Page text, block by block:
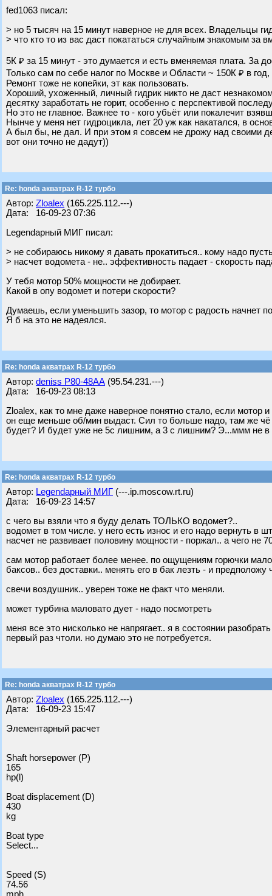
fed1063 писал:
> но 5 тысяч на 15 минут наверное не для всех. Владельцы
> что кто то из вас даст покататься случайным знакомым за
5К ₽ за 15 минут - это думается и есть вменяемая плата. За
Только сам по себе налог по Москве и Области ~ 150К ₽ в год,
Ремонт тоже не копейки, эт как пользовать.
Хороший, ухоженный, личный гидрик никто не даст
десятку заработать не горит, особенно с перспективой
Но это не главное. Важнее то - кого убьёт или покалечит
Нынче у меня нет гидроцикла, лет 20 уж как накатался, в
А был бы, не дал. И при этом я совсем не дрожу над своими
вот они точно не дадут))
Re: honda акватрах R-12 турбо
Автор: Zloalex (165.225.112.---)
Дата: 16-09-23 07:36
Legendарный МИГ писал:
> не собираюсь никому я давать прокатиться.. кому надо
> насчет водомета - не.. эффективность падает - скорость
У тебя мотор 50% мощности не добирает.
Какой в опу водомет и потери скорости?
Думаешь, если уменьшить зазор, то мотор с радость начнет
Я б на это не надеялся.
Re: honda акватрах R-12 турбо
Автор: deniss Р80-48АА (95.54.231.---)
Дата: 16-09-23 08:13
Zloalex, как то мне даже наверное понятно стало, если мотор
он еще меньше об/мин выдаст. Сил то больше надо, там же
будет? И будет уже не 5с лишним, а 3 с лишним? Э...ммм не в
Re: honda акватрах R-12 турбо
Автор: Legendарный МИГ (---.ip.moscow.rt.ru)
Дата: 16-09-23 14:57
с чего вы взяли что я буду делать ТОЛЬКО водомет?..
водомет в том числе. у него есть износ и его надо вернуть в
насчет не развивает половину мощности - поржал.. а чего не
сам мотор работает более менее. по ощущениям горючки
баксов.. без доставки.. менять его в бак лезть - и предположу
свечи воздушник.. уверен тоже не факт что меняли.
может турбина маловато дует - надо посмотреть
меня все это нисколько не напрягает.. я в состоянии
первый раз чтоли. но думаю это не потребуется.
Re: honda акватрах R-12 турбо
Автор: Zloalex (165.225.112.---)
Дата: 16-09-23 15:47
Элементарный расчет
Shaft horsepower (P)
165
hp(l)
Boat displacement (D)
430
kg
Boat type
Select...
Speed (S)
74.56